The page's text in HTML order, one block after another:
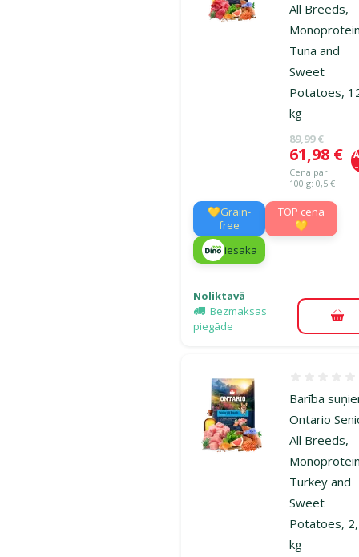
All Breeds,
Tuna and
Sweet
Potatoes,
kg
Oriģinālā
89,99 €
Cena
61,98 €
Cena par
100 g: 0,5 €
💛Grain-
free
TOP cena
💛
iesaka
Noliktavā
Bezmaksas
piegāde
Barība
Ontario
All Breeds,
Turkey and
Sweet
Potatoes,
kg